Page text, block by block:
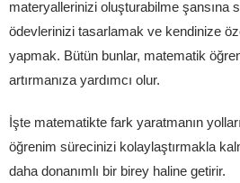
materyallerinizi oluşturabilme şansına
ödevlerinizi tasarlamak ve kendinize
yapmak. Bütün bunlar, matematik
artırmanıza yardımcı olur.
İşte matematikte fark yaratmanın
öğrenim sürecinizi kolaylaştırmakla
daha donanımlı bir birey haline getirir.